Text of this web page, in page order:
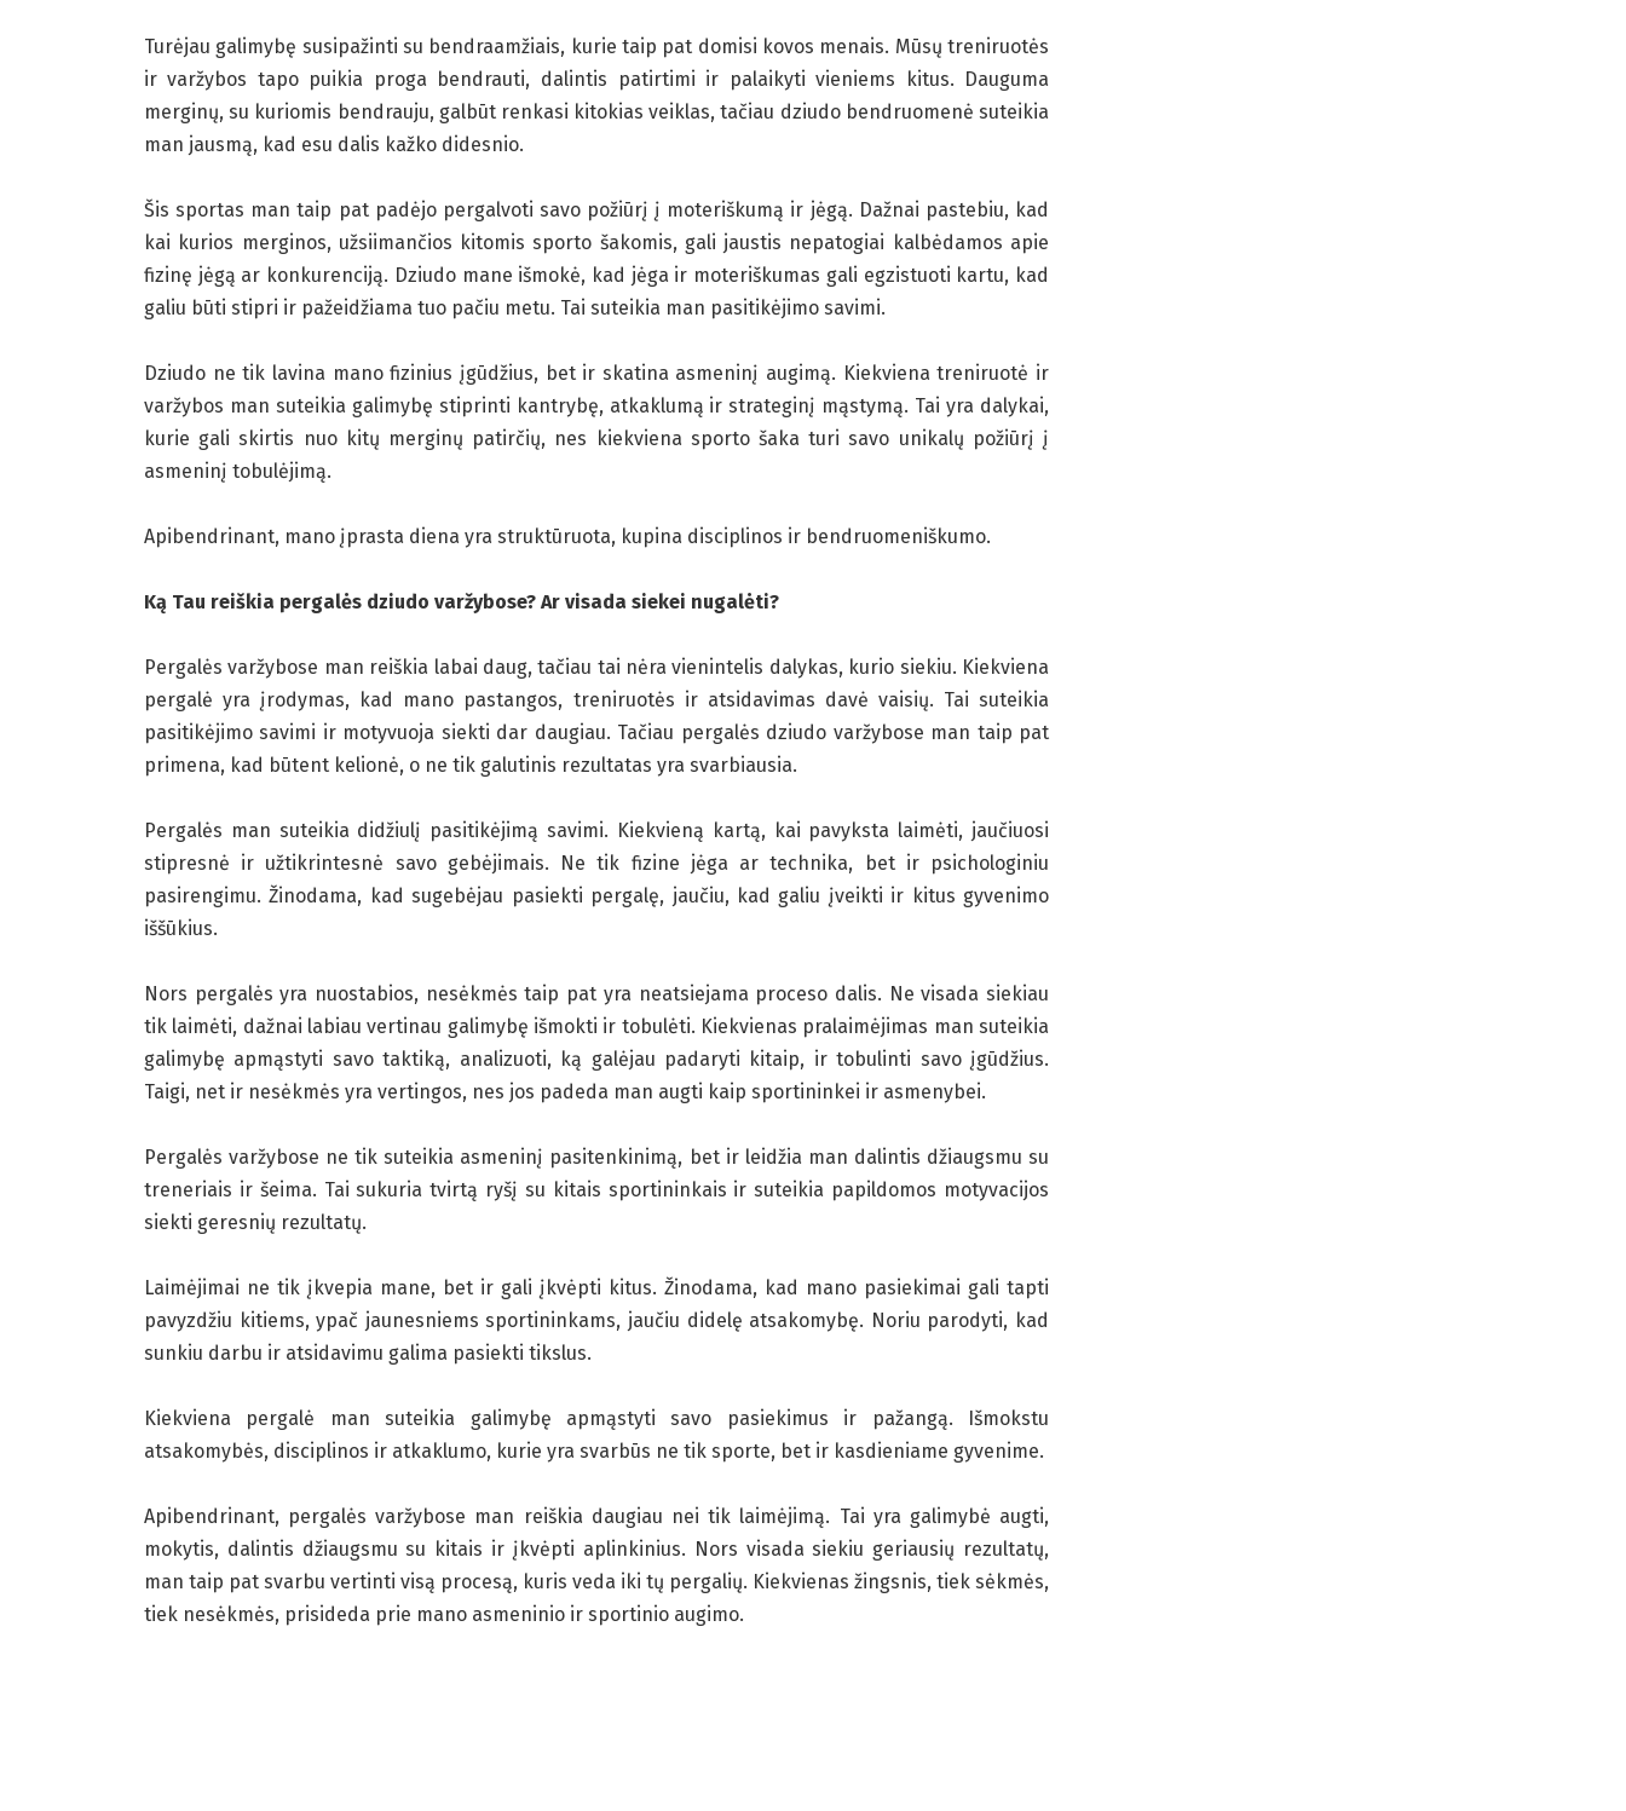
Turėjau galimybę susipažinti su bendraamžiais, kurie taip pat domisi kovos menais. Mūsų treniruotės
ir varžybos tapo puikia proga bendrauti, dalintis patirtimi ir palaikyti vieniems kitus. Dauguma
merginų, su kuriomis bendrauju, galbūt renkasi kitokias veiklas, tačiau dziudo bendruomenė suteikia
man jausmą, kad esu dalis kažko didesnio.
Šis sportas man taip pat padėjo pergalvoti savo požiūrį į moteriškumą ir jėgą. Dažnai pastebiu, kad
kai kurios merginos, užsiimančios kitomis sporto šakomis, gali jaustis nepatogiai kalbėdamos apie
fizinę jėgą ar konkurenciją. Dziudo mane išmokė, kad jėga ir moteriškumas gali egzistuoti kartu, kad
galiu būti stipri ir pažeidžiama tuo pačiu metu. Tai suteikia man pasitikėjimo savimi.
Dziudo ne tik lavina mano fizinius įgūdžius, bet ir skatina asmeninį augimą. Kiekviena treniruotė ir
varžybos man suteikia galimybę stiprinti kantrybę, atkaklumą ir strateginį mąstymą. Tai yra dalykai,
kurie gali skirtis nuo kitų merginų patirčių, nes kiekviena sporto šaka turi savo unikalų požiūrį į
asmeninį tobulėjimą.
Apibendrinant, mano įprasta diena yra struktūruota, kupina disciplinos ir bendruomeniškumo.
Ką Tau reiškia pergalės dziudo varžybose? Ar visada siekei nugalėti?
Pergalės varžybose man reiškia labai daug, tačiau tai nėra vienintelis dalykas, kurio siekiu. Kiekviena
pergalė yra įrodymas, kad mano pastangos, treniruotės ir atsidavimas davė vaisių. Tai suteikia
pasitikėjimo savimi ir motyvuoja siekti dar daugiau. Tačiau pergalės dziudo varžybose man taip pat
primena, kad būtent kelionė, o ne tik galutinis rezultatas yra svarbiausia.
Pergalės man suteikia didžiulį pasitikėjimą savimi. Kiekvieną kartą, kai pavyksta laimėti, jaučiuosi
stipresnė ir užtikrintesnė savo gebėjimais. Ne tik fizine jėga ar technika, bet ir psichologiniu
pasirengimu. Žinodama, kad sugebėjau pasiekti pergalę, jaučiu, kad galiu įveikti ir kitus gyvenimo
iššūkius.
Nors pergalės yra nuostabios, nesėkmės taip pat yra neatsiejama proceso dalis. Ne visada siekiau
tik laimėti, dažnai labiau vertinau galimybę išmokti ir tobulėti. Kiekvienas pralaimėjimas man suteikia
galimybę apmąstyti savo taktiką, analizuoti, ką galėjau padaryti kitaip, ir tobulinti savo įgūdžius.
Taigi, net ir nesėkmės yra vertingos, nes jos padeda man augti kaip sportininkei ir asmenybei.
Pergalės varžybose ne tik suteikia asmeninį pasitenkinimą, bet ir leidžia man dalintis džiaugsmu su
treneriais ir šeima. Tai sukuria tvirtą ryšį su kitais sportininkais ir suteikia papildomos motyvacijos
siekti geresnių rezultatų.
Laimėjimai ne tik įkvepia mane, bet ir gali įkvėpti kitus. Žinodama, kad mano pasiekimai gali tapti
pavyzdžiu kitiems, ypač jaunesniems sportininkams, jaučiu didelę atsakomybę. Noriu parodyti, kad
sunkiu darbu ir atsidavimu galima pasiekti tikslus.
Kiekviena pergalė man suteikia galimybę apmąstyti savo pasiekimus ir pažangą. Išmokstu
atsakomybės, disciplinos ir atkaklumo, kurie yra svarbūs ne tik sporte, bet ir kasdieniame gyvenime.
Apibendrinant, pergalės varžybose man reiškia daugiau nei tik laimėjimą. Tai yra galimybė augti,
mokytis, dalintis džiaugsmu su kitais ir įkvėpti aplinkinius. Nors visada siekiu geriausių rezultatų,
man taip pat svarbu vertinti visą procesą, kuris veda iki tų pergalių. Kiekvienas žingsnis, tiek sėkmės,
tiek nesėkmės, prisideda prie mano asmeninio ir sportinio augimo.